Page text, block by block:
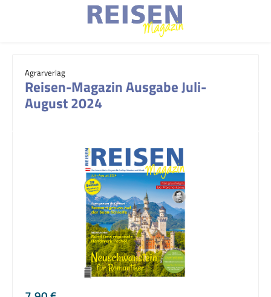
Agrarverlag
Reisen-Magazin Ausgabe Juli-
August 2024
Bildergalerie überspringen
Regulärer Preis: